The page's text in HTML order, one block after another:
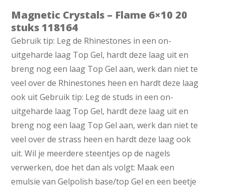
Magnetic Crystals – Flame 6×10 20
stuks 118164
Gebruik tip: Leg de Rhinestones in een on-
uitgeharde laag Top Gel, hardt deze laag uit en
breng nog een laag Top Gel aan, werk dan niet te
veel over de Rhinestones heen en hardt deze laag
ook uit Gebruik tip: Leg de studs in een on-
uitgeharde laag Top Gel, hardt deze laag uit en
breng nog een laag Top Gel aan, werk dan niet te
veel over de strass heen en hardt deze laag ook
uit. Wil je meerdere steentjes op de nagels
verwerken, doe het dan als volgt: Maak een
emulsie van Gelpolish base/top Gel en een beetje